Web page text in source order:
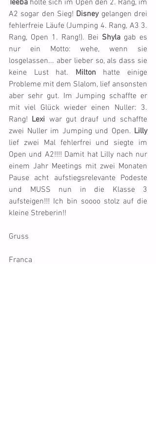
Teeba holte sich im Open den 2. Rang, im
A2 sogar den Sieg! Disney gelangen drei
fehlerfreie Läufe (Jumping 4. Rang, A3 3.
Rang, Open 1. Rang!). Bei Shyla gab es
nur ein Motto: wehe, wenn sie
losgelassen... aber lieber so, als dass sie
keine Lust hat. Milton hatte einige
Probleme mit dem Slalom, lief ansonsten
aber sehr gut. Im Jumping schaffte er
mit viel Glück wieder einen Nuller: 3.
Rang! Lexi war gut drauf und schaffte
zwei Nuller im Jumping und Open. Lilly
lief zwei Mal fehlerfrei und siegte im
Open und A2!!!! Damit hat Lilly nach nur
einem Jahr Meetings mit zwei Monaten
Pause acht aufstiegsrelevante Podeste
und MUSS nun in die Klasse 3
aufsteigen!!! Ich bin soooo stolz auf die
kleine Streberin!!
Gruss
Franca